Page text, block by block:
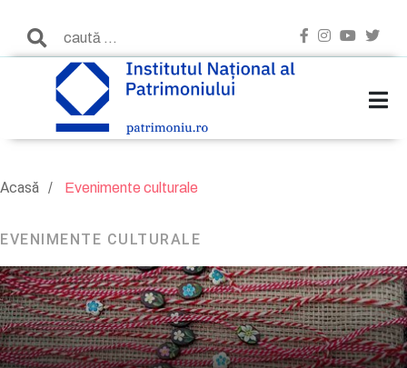
Acasă Evenimente culturale
EVENIMENTE CULTURALE